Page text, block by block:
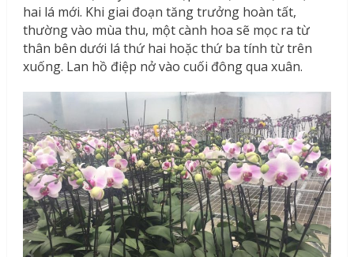
hai lá mới. Khi giai đoạn tăng trưởng hoàn tất,
thường vào mùa thu, một cành hoa sẽ mọc ra từ
thân bên dưới lá thứ hai hoặc thứ ba tính từ trên
xuống. Lan hồ điệp nở vào cuối đông qua xuân.